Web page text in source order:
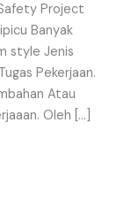
Project
Banyak
style Jenis
Pekerjaan.
Atau
Oleh […]